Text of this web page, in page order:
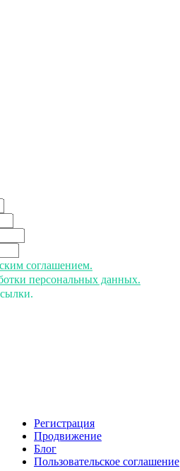
соглашением.
персональных данных.
Регистрация
Продвижение
Блог
Пользовательское соглашение